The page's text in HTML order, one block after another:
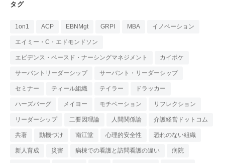
タグ
1on1 ACP EBNMgt GRPI MBA イノベーション
エイミー・C・エドモンドソン
エビデンス・ベースド・ナーシングマネジメント カイポケ
サーバントリーダーシップ サーバント・リーダーシップ
セミナー ティール組織 テイラー ドラッカー
ハーズバーグ メイヨー モチベーション リフレクション
リーダーシップ 二要因理論 人間関係論 介護経営ドットコム
共著 動機づけ 南江堂 心理的安全性 恐れのない組織
新人育成 災害 病棟での看護と訪問看護の違い 病院